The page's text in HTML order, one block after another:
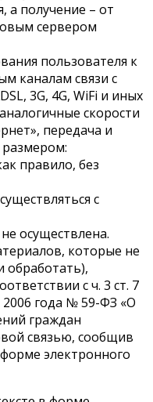
а получение – от
сервером
пользователя к
каналам связи с
3G, 4G, WiFi и иных
скорости
передача и
правило, без
с
осуществлена.
которые не
обработать),
с ч. 3 ст. 7
года № 59-ФЗ «О
граждан
связью, сообщив
электронного